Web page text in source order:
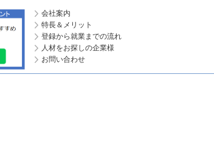
会社案内
特長＆メリット
登録から就業までの流れ
人材をお探しの企業様
お問い合わせ